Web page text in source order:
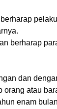
berharap
dan
orang atau
enam